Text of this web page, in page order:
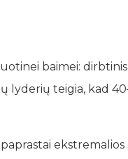
baimei:
teigia, kad